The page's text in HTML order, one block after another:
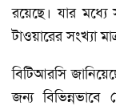
রয়েছে। যার
টাওয়ারের সংখ্যা
বিটিআরসি
জন্য